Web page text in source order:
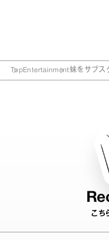
TopEntertainment妹をサブス
こち